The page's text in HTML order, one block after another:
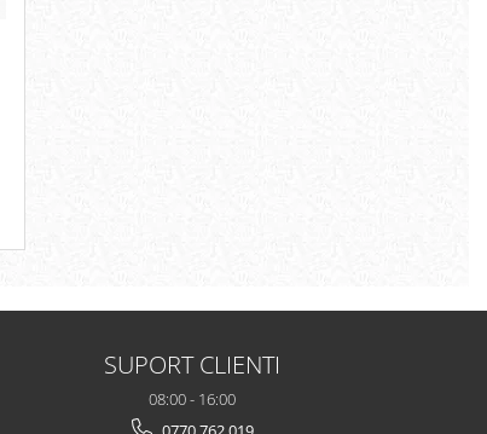
SUPORT CLIENTI
08:00 - 16:00